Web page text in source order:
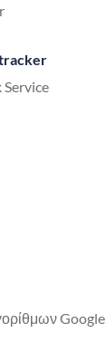
Service
Google